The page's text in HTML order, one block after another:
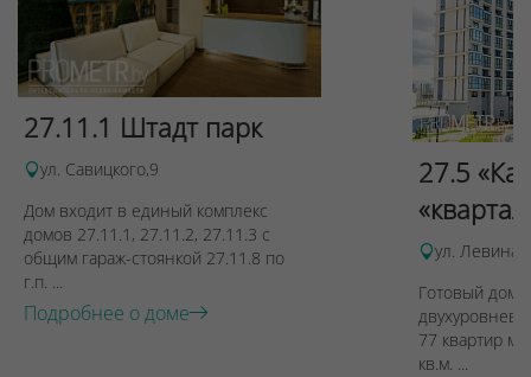
27.11.1 Штадт парк
ул. Савицкого,9
Дом входит в единый комплекс
домов 27.11.1, 27.11.2, 27.11.3 с
общим гараж-стоянкой 27.11.8 по
г.п. ...
Подробнее о доме
27.5
ул. Левина,
Готовый дом
77 квартир
кв.м. ...